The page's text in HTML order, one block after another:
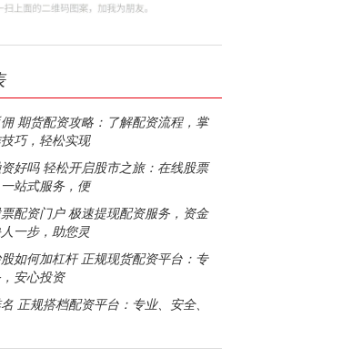
期货配资攻略：了解配资流程，掌
巧，轻松实现
好吗 轻松开启股市之旅：在线股票
站式服务，便
配资门户 极速提现配资服务，资金
一步，助您灵
如何加杠杆 正规现货配资平台：专
安心投资
正规搭档配资平台：专业、安全、